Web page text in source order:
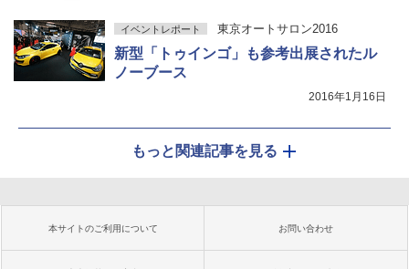
イベントレポート 東京オートサロン2016
新型「トゥインゴ」も参考出展されたル
ノーブース
2016年1月16日
もっと関連記事を見る
本サイトのご利用について お問い合わせ